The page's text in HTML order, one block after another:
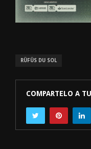
RÜFÜS DU SOL
COMPARTELO A